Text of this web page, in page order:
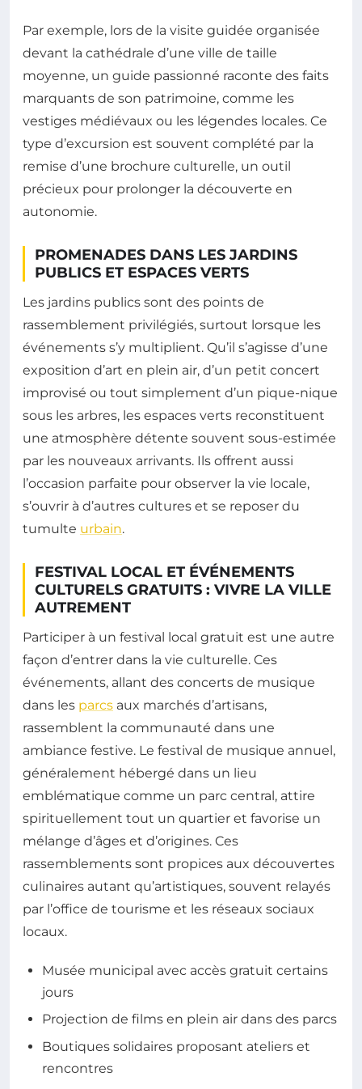
Par exemple, lors de la visite guidée organisée
devant la cathédrale d’une ville de taille
moyenne, un guide passionné raconte des faits
marquants de son patrimoine, comme les
vestiges médiévaux ou les légendes locales. Ce
type d’excursion est souvent complété par la
remise d’une brochure culturelle, un outil
précieux pour prolonger la découverte en
autonomie.
PROMENADES DANS LES JARDINS
PUBLICS ET ESPACES VERTS
Les jardins publics sont des points de
rassemblement privilégiés, surtout lorsque les
événements s’y multiplient. Qu’il s’agisse d’une
exposition d’art en plein air, d’un petit concert
improvisé ou tout simplement d’un pique-nique
sous les arbres, les espaces verts reconstituent
une atmosphère détente souvent sous-estimée
par les nouveaux arrivants. Ils offrent aussi
l’occasion parfaite pour observer la vie locale,
s’ouvrir à d’autres cultures et se reposer du
tumulte urbain.
FESTIVAL LOCAL ET ÉVÉNEMENTS
CULTURELS GRATUITS : VIVRE LA VILLE
AUTREMENT
Participer à un festival local gratuit est une autre
façon d’entrer dans la vie culturelle. Ces
événements, allant des concerts de musique
dans les parcs aux marchés d’artisans,
rassemblent la communauté dans une
ambiance festive. Le festival de musique annuel,
généralement hébergé dans un lieu
emblématique comme un parc central, attire
spirituellement tout un quartier et favorise un
mélange d’âges et d’origines. Ces
rassemblements sont propices aux découvertes
culinaires autant qu’artistiques, souvent relayés
par l’office de tourisme et les réseaux sociaux
locaux.
Musée municipal avec accès gratuit certains
jours
Projection de films en plein air dans des parcs
Boutiques solidaires proposant ateliers et
rencontres